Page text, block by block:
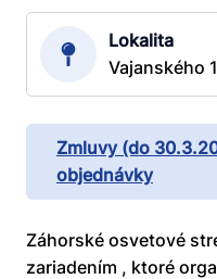
Lokalita
Vajanského
Zmluvy (do
objednávky
Záhorské osvetové
zariadením , ktoré